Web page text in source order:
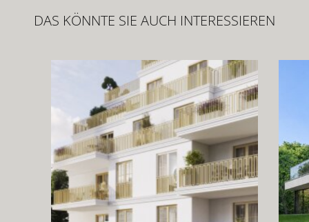
DAS KÖNNTE SIE AUCH INTERESSIEREN